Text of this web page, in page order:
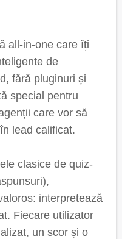
all-in-one care îți
de
fără pluginuri și
special pentru
care vor să
lead calificat.
clasice de quiz-
interpretează
Fiecare utilizator
un scor și o